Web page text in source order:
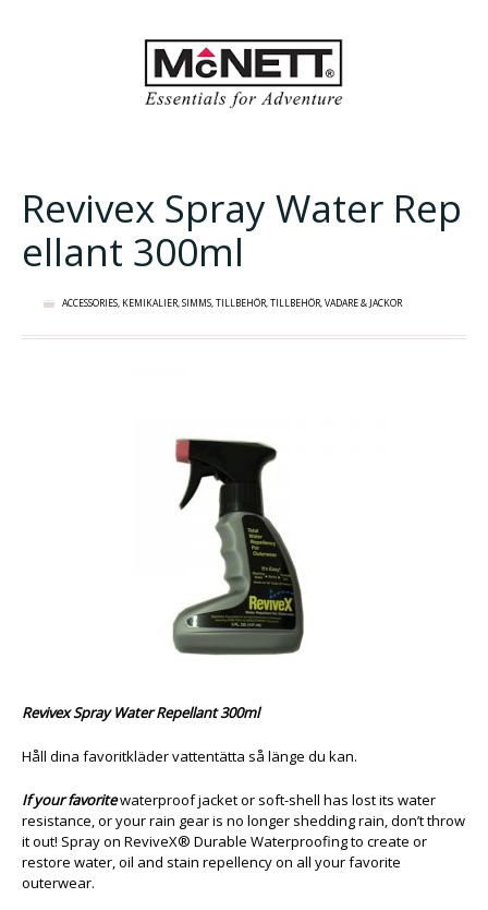
Revivex Spray Water Rep
ellant 300ml
ACCESSORIES, KEMIKALIER,SIMMS,TILLBEHÖR,TILLBEHÖR,VADARE & JACKOR
Revivex Spray Water Repellant 300ml
Håll dina favoritkläder vattentätta så länge du kan.
If your favoritewaterproof jacket or soft-shell has lost its water
resistance, or your rain gear is no longer shedding rain, don’t throw
it out! Spray on ReviveX® Durable Waterproofing to create or
restore water, oil and stain repellency on all your favorite
outerwear.